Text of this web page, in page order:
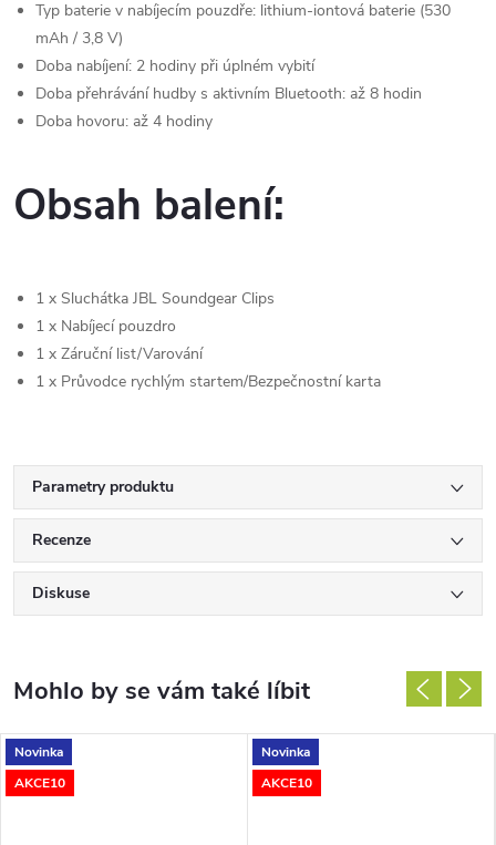
Typ baterie v nabíjecím pouzdře: lithium-iontová baterie (530
mAh / 3,8 V)
Doba nabíjení: 2 hodiny při úplném vybití
Doba přehrávání hudby s aktivním Bluetooth: až 8 hodin
Doba hovoru: až 4 hodiny
Obsah balení:
1 x Sluchátka JBL Soundgear Clips
1 x Nabíjecí pouzdro
1 x Záruční list/Varování
1 x Průvodce rychlým startem/Bezpečnostní karta
Parametry produktu
Recenze
Diskuse
Novinka
AKCE10
Novinka
AKCE10